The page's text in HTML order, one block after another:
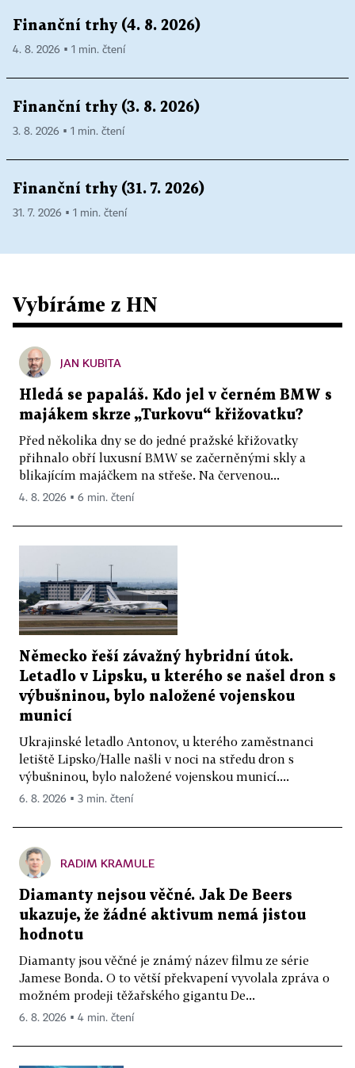
Finanční trhy (4. 8. 2026)
4. 8. 2026 ▪ 1 min. čtení
Finanční trhy (3. 8. 2026)
3. 8. 2026 ▪ 1 min. čtení
Finanční trhy (31. 7. 2026)
31. 7. 2026 ▪ 1 min. čtení
Vybíráme z HN
JAN KUBITA
Hledá se papaláš. Kdo jel v černém BMW s
majákem skrze „Turkovu“ křižovatku?
Před několika dny se do jedné pražské křižovatky
přihnalo obří luxusní BMW se začerněnými skly a
blikajícím majáčkem na střeše. Na červenou...
4. 8. 2026 ▪ 6 min. čtení
Německo řeší závažný hybridní útok.
Letadlo v Lipsku, u kterého se našel dron s
výbušninou, bylo naložené vojenskou
municí
Ukrajinské letadlo Antonov, u kterého zaměstnanci
letiště Lipsko/Halle našli v noci na středu dron s
výbušninou, bylo naložené vojenskou municí....
6. 8. 2026 ▪ 3 min. čtení
RADIM KRAMULE
Diamanty nejsou věčné. Jak De Beers
ukazuje, že žádné aktivum nemá jistou
hodnotu
Diamanty jsou věčné je známý název filmu ze série
Jamese Bonda. O to větší překvapení vyvolala zpráva o
možném prodeji těžařského gigantu De...
6. 8. 2026 ▪ 4 min. čtení